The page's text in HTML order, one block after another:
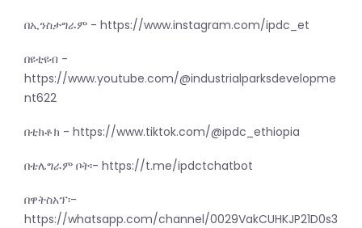
በኢንስታግራም - https://www.instagram.com/ipdc_et
በዩቲዩብ -
https://www.youtube.com/@industrialparksdevelopme
nt622
በቲክቶክ - https://www.tiktok.com/@ipdc_ethiopia
በቴሌግራም ቦት፡- https://t.me/ipdctchatbot
በዋትስአፕ፡-
https://whatsapp.com/channel/0029VakCUHKJP21D0s3